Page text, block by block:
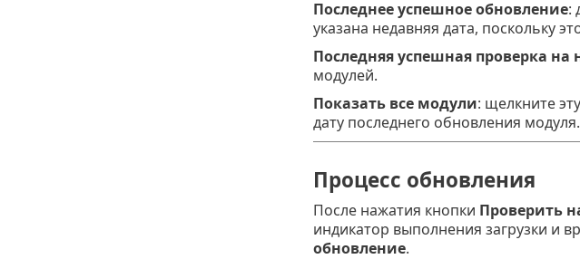
Последнее успешное обновление:
указана недавняя дата, поскольку
Последняя успешная проверка
модулей.
Показать все модули: щелкните
дату последнего обновления модуля.
Процесс обновления
После нажатия кнопки Проверить
индикатор выполнения загрузки и
обновление.